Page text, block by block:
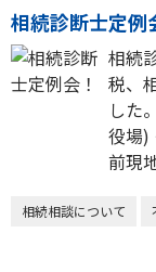
相続診断士定例
相続
税、
した
役場)
前現
相続相談について